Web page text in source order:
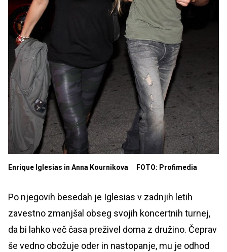
Enrique Iglesias in Anna Kournikova FOTO: Profimedia
Po njegovih besedah je Iglesias v zadnjih letih
zavestno zmanjšal obseg svojih koncertnih turnej,
da bi lahko več časa preživel doma z družino. Čeprav
še vedno obožuje oder in nastopanje, mu je odhod